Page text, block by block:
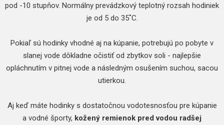
pod -10 stupňov. Normálny prevádzkový teplotný rozsah hodiniek
je od 5 do 35˚C.
Pokiaľ sú hodinky vhodné aj na kúpanie, potrebujú po pobyte v
slanej vode dôkladne očistiť od zbytkov soli - najlepšie
opláchnutím v pitnej vode a následným osušením suchou, sacou
utierkou.
Aj keď máte hodinky s dostatočnou vodotesnosťou pre kúpanie
a vodné športy, kožený remienok pred vodou radšej